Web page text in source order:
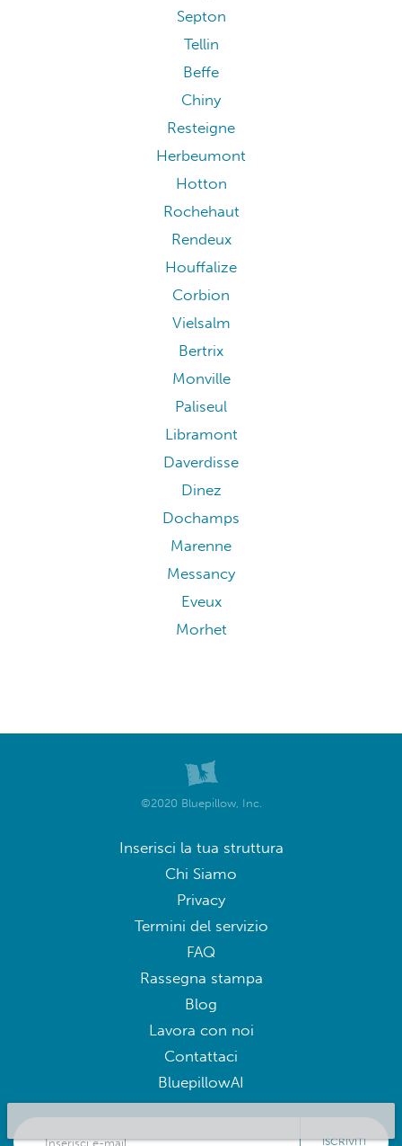
Septon
Tellin
Beffe
Chiny
Resteigne
Herbeumont
Hotton
Rochehaut
Rendeux
Houffalize
Corbion
Vielsalm
Bertrix
Monville
Paliseul
Libramont
Daverdisse
Dinez
Dochamps
Marenne
Messancy
Eveux
Morhet
©2020 Bluepillow, Inc.
Inserisci la tua struttura
Chi Siamo
Privacy
Termini del servizio
FAQ
Rassegna stampa
Blog
Lavora con noi
Contattaci
BluepillowAI
ISCRIVITI